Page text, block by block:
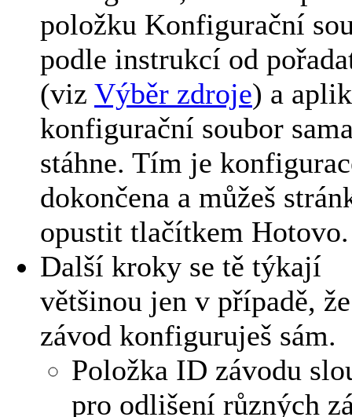
položku Konfigurační
podle instrukcí od
(viz Výběr zdroje) a
konfigurační soubor
stáhne. Tím je
dokončena a můžeš
opustit tlačítkem Hotovo.
Další kroky se tě týkají
většinou jen v případě, že
závod konfiguruješ sám.
Položka ID závodu
pro odlišení různých